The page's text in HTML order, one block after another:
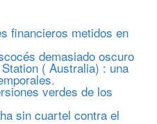
financieros metidos en
demasiado oscuro
( Australia) : una
verdes de los
sin cuartel contra el